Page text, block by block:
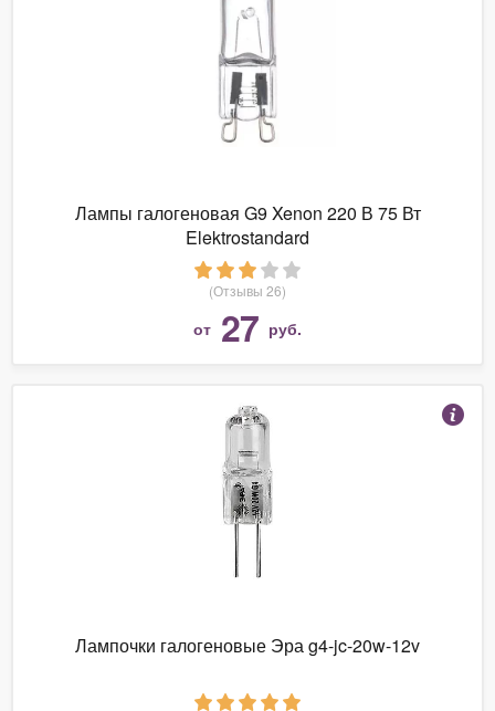
Лампы галогеновая G9 Xenon 220 В 75 Вт
Elektrostandard
(Отзывы 26)
от 27 руб.
Лампочки галогеновые Эра g4-jc-20w-12v